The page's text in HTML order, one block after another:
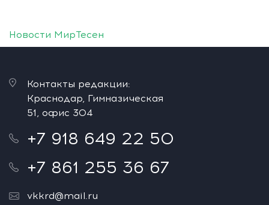
Новости МирТесен
Контакты редакции:
Краснодар, Гимназическая
51, офис 304
+7 918 649 22 50
+7 861 255 36 67
vkkrd@mail.ru